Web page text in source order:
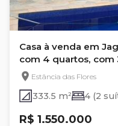
Casa à venda em
com 4 quartos, com
Estância das Flores
333.5 m² 4 (2
R$ 1.550.000